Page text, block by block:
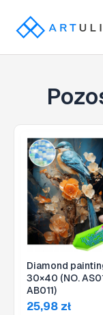
treści
Diamond
30×40 (NO.
AB011)
25,98 zł